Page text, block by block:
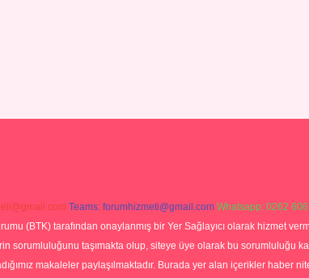
Teams: forumhizmeti@gmail.com Whatsapp: 0262
(BTK) tarafından onaylanmış bir Yer Sağlayıcı olarak hizmet
sorumluluğunu taşımakta olup, siteye üye olarak bu sorumluluğu
makaleler paylaşılmaktadır. Burada yer alan içerikler haber